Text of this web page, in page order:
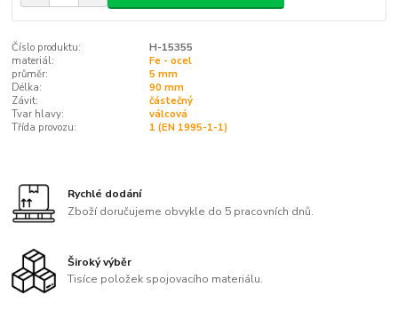
Číslo produktu:
H-15355
materiál:
Fe - ocel
průměr:
5 mm
Délka:
90 mm
Závit:
částečný
Tvar hlavy:
válcová
Třída provozu:
1 (EN 1995-1-1)
Rychlé dodání
Zboží doručujeme obvykle do 5 pracovních dnů.
Široký výběr
Tisíce položek spojovacího materiálu.